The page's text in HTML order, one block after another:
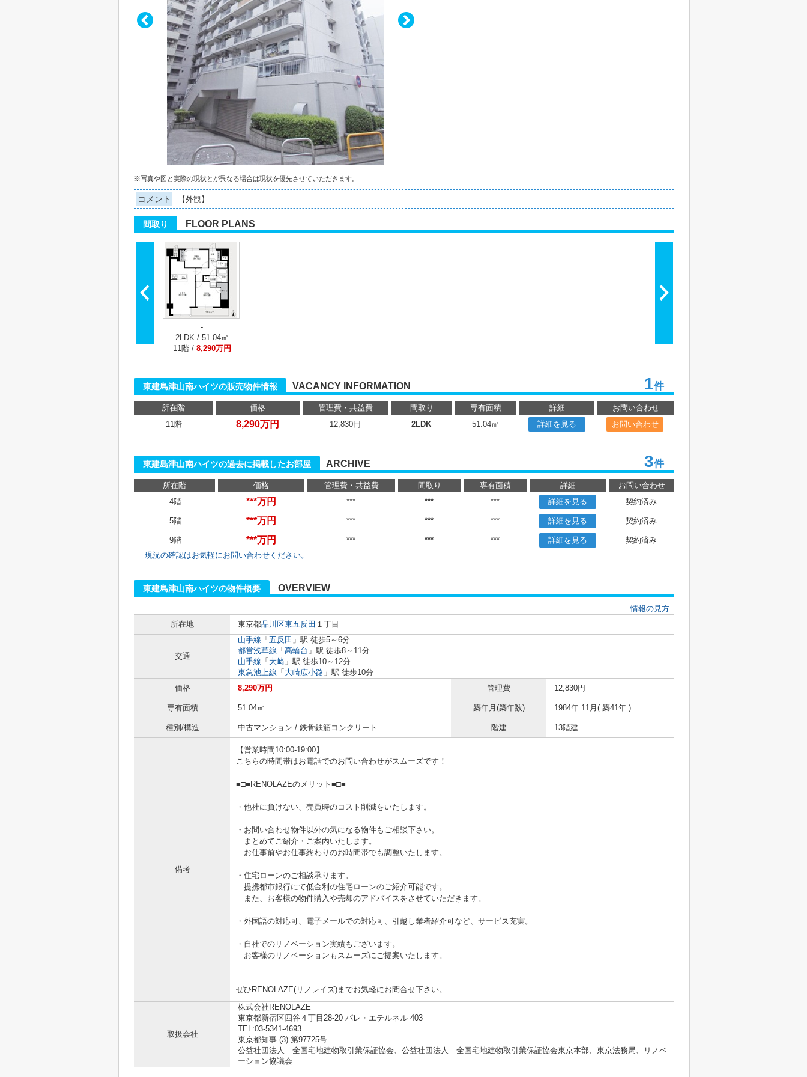
※写真や図と実際の現状とが異なる場合は現状を優先させていただきます。
コメント 【外観】
間取り FLOOR PLANS
-
2LDK / 51.04㎡
11階 / 8,290万円
東建島津山南ハイツの販売物件情報 VACANCY INFORMATION 1件
所在階 価格 管理費・共益費 間取り 専有面積 詳細
お問い合わせ
11階
8,290万円 12,830円 2LDK 51.04㎡ 詳細を見る お問い合わせ
東建島津山南ハイツの過去に掲載したお部屋 ARCHIVE 3件
所在階 価格 管理費・共益費 間取り 専有面積 詳細
お問い合わせ
4階
***万円 *** *** *** 詳細を見る 契約済み
5階 ***万円 *** *** *** 詳細を見る 契約済み
9階 ***万円 *** *** *** 詳細を見る
契約済み
現況の確認はお気軽にお問い合わせください。
東建島津山南ハイツの物件概要 OVERVIEW
情報の見方
所在地
東京都品川区東五反田 １丁目
交通
山手線 「 五反田 」駅 徒歩5～6分
都営浅草線 「 高輪台 」駅 徒歩8～11分
山手線 「 大崎 」駅 徒歩10～12分
東急池上線 「 大崎広小路 」駅 徒歩10分
価格
8,290万円 管理費 12,830円
専有面積 51.04㎡ 築年月(築年数) 1984年 11月( 築41年 )
種別/構造 中古マンション / 鉄骨鉄筋コンクリート 階建 13階建
備考
【営業時間10:00-19:00】
こちらの時間帯はお電話でのお問い合わせがスムーズです！
■□■RENOLAZEのメリット■□■
・他社に負けない、売買時のコスト削減をいたします。
・お問い合わせ物件以外の気になる物件もご相談下さい。
まとめてご紹介・ご案内いたします。
お仕事前やお仕事終わりのお時間帯でも調整いたします。
・住宅ローンのご相談承ります。
提携都市銀行にて低金利の住宅ローンのご紹介可能です。
また、お客様の物件購入や売却のアドバイスをさせていただきます。
・外国語の対応可、電子メールでの対応可、引越し業者紹介可など、サービス充実。
・自社でのリノベーション実績もございます。
お客様のリノベーションもスムーズにご提案いたします。
ぜひRENOLAZE(リノレイズ)までお気軽にお問合せ下さい。
取扱会社
株式会社RENOLAZE
東京都新宿区四谷４丁目28-20 パレ・エテルネル 403
TEL:03-5341-4693
東京都知事 (3) 第97725号
公益社団法人 全国宅地建物取引業保証協会、公益社団法人 全国宅地建物取引業保証協会東京本部、東京法務局、リノベ
ーション協議会